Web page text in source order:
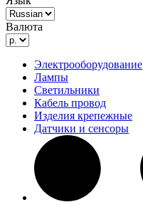
Валюта
Электрооборудование
Лампы
Светильники
Кабель провод
Изделия крепежные
Датчики и сенсоры